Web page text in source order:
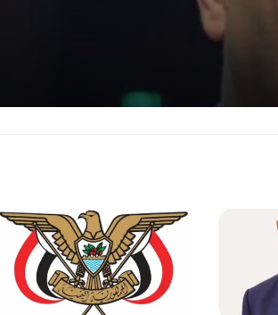
مجلسي الشيوخ و الشعب الأمريكي